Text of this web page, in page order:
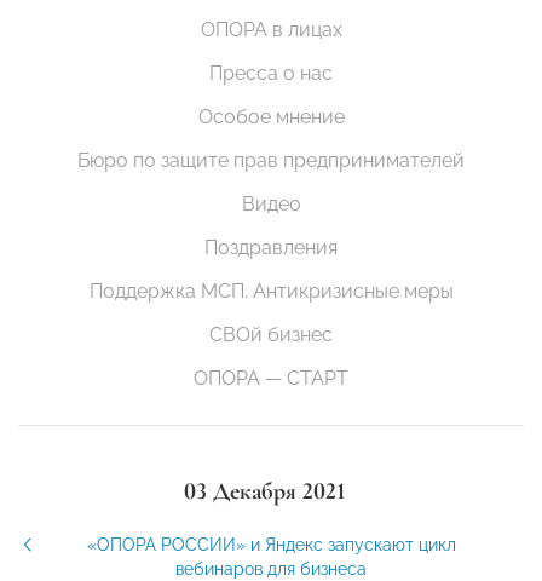
ОПОРА в лицах
Пресса о нас
Особое мнение
Бюро по защите прав предпринимателей
Видео
Поздравления
Поддержка МСП. Антикризисные меры
СВОй бизнес
ОПОРА — СТАРТ
03 Декабря 2021
«ОПОРА РОССИИ» и Яндекс запускают цикл
вебинаров для бизнеса